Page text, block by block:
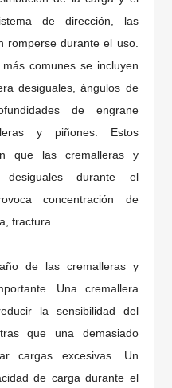
de dirección, las
romperse durante el uso.
comunes se incluyen
desiguales, ángulos de
de engrane
y piñones. Estos
que las cremalleras y
desiguales durante el
concentración de
fractura.
de las cremalleras y
Una cremallera
la sensibilidad del
que una demasiado
cargas excesivas. Un
de carga durante el